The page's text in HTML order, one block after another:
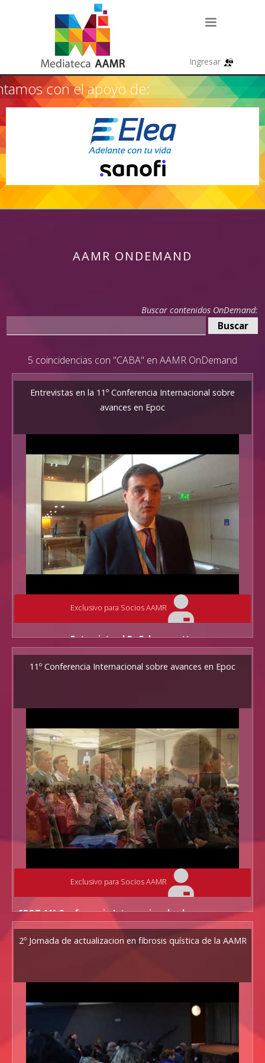
con el apoyo de:
AAMR ONDEMAND
Buscar contenidos OnDemand:
5 coincidencias con "CABA" en AAMR OnDemand
Entrevistas en la 11º Conferencia Internacional sobre
avances en Epoc
Exclusivo para Socios AAMR
Entrevista al Dr Echazarretta
27 de Abril de 2018 - Hilton Buenos Aires
11º Conferencia Internacional sobre avances en Epoc
Exclusivo para Socios AAMR
SPOT 11º Conferencia Internacional sobre avances en
Epoc
27 de Abril - Hilton Buenos Aires
2º Jornada de actualizacion en fibrosis quística de la AAMR